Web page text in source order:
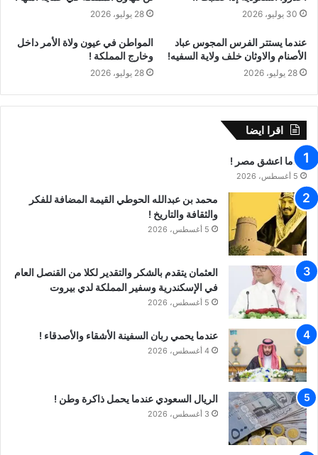
30 يوليو، 2026 28 يوليو، 2026
عندما يستتر الفرس المجوس عباد
الأصنام والاوثان خلف ولاية السفيه!
28 يوليو، 2026
المواطن في عيون ولاة الأمر داخل
وخارج المملكة !
28 يوليو، 2026
اقرا ايضا
عندما اعشق مصر !
5 أغسطس، 2026
محمد بن عبدالله الحوطي القيمة المضافة للفكر
والثقافة والتاريخ !
5 أغسطس، 2026
العثمان يتقدم بالشكر والتقدير لكلا من القنصل العام
في الإسكندرية وسفير المملكة لدي بيروت
5 أغسطس، 2026
عندما يحمي ربان السفينة الأشقاء والأصدقاء !
4 أغسطس، 2026
الريال السعودي عندما يحمل ذاكرة وطن !
3 أغسطس، 2026